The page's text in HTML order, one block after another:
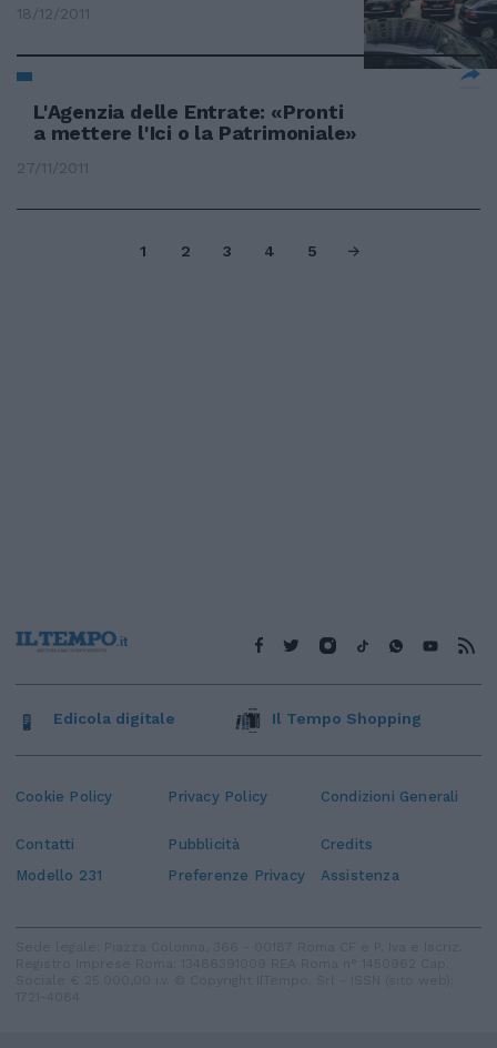
18/12/2011
L'Agenzia delle Entrate: «Pronti
a mettere l'Ici o la Patrimoniale»
27/11/2011
1 2 3 4 5
Cookie Policy Privacy Policy Condizioni Generali
Contatti Pubblicità
Credits
Modello 231
Preferenze Privacy Assistenza
Edicola digitale Il Tempo Shopping